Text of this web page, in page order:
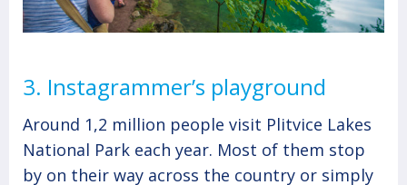
3. Instagrammer’s playground
Around 1,2 million people visit Plitvice Lakes
National Park each year. Most of them stop
by on their way across the country or simply